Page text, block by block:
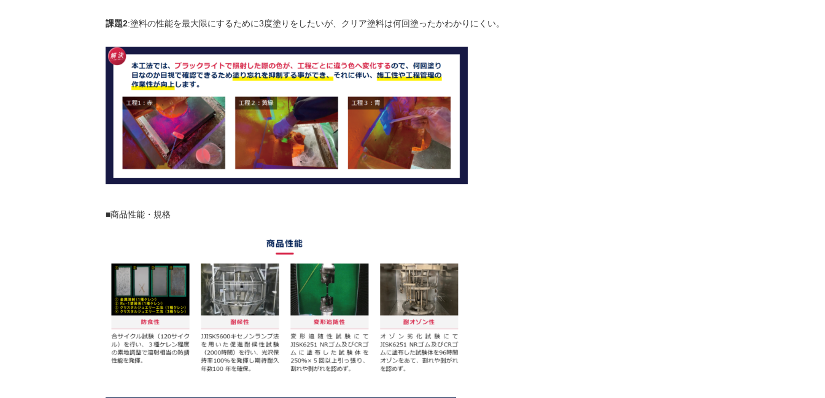
課題2:塗料の性能を最大限にするために3度塗りをしたいが、クリア塗料は何回塗ったかわかりにくい。
■商品性能・規格